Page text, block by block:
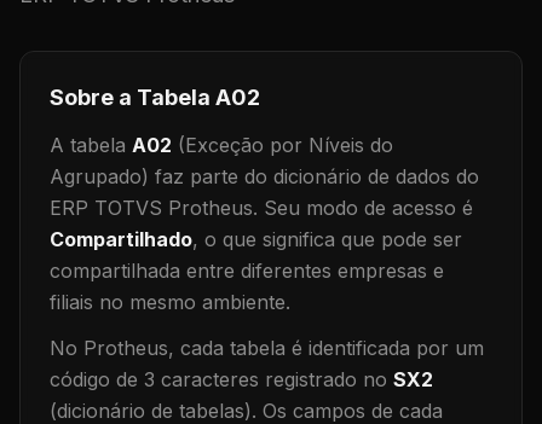
Sobre a Tabela A02
A tabela A02 (Exceção por Níveis do
Agrupado) faz parte do dicionário de dados do
ERP TOTVS Protheus. Seu modo de acesso é
Compartilhado, o que significa que pode ser
compartilhada entre diferentes empresas e
filiais no mesmo ambiente.
No Protheus, cada tabela é identificada por um
código de 3 caracteres registrado no SX2
(dicionário de tabelas). Os campos de cada